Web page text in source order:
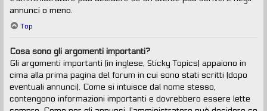
annunci o meno.
Top
Cosa sono gli argomenti importanti?
Gli argomenti importanti (in inglese, Sticky Topics) appaiono in
cima alla prima pagina del forum in cui sono stati scritti (dopo
eventuali annunci). Come si intuisce dal nome stesso,
contengono informazioni importanti e dovrebbero essere lette